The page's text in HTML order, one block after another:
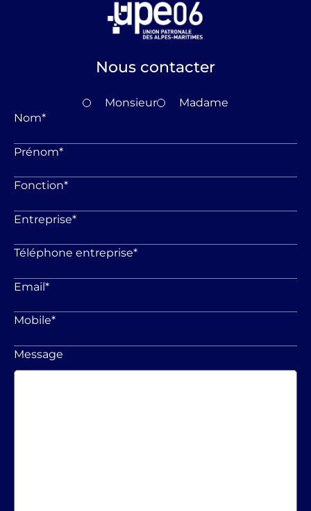
Nous contacter
Monsieur
Madame
Nom*
Prénom*
Fonction*
Entreprise*
Téléphone entreprise*
Email*
Mobile*
Message